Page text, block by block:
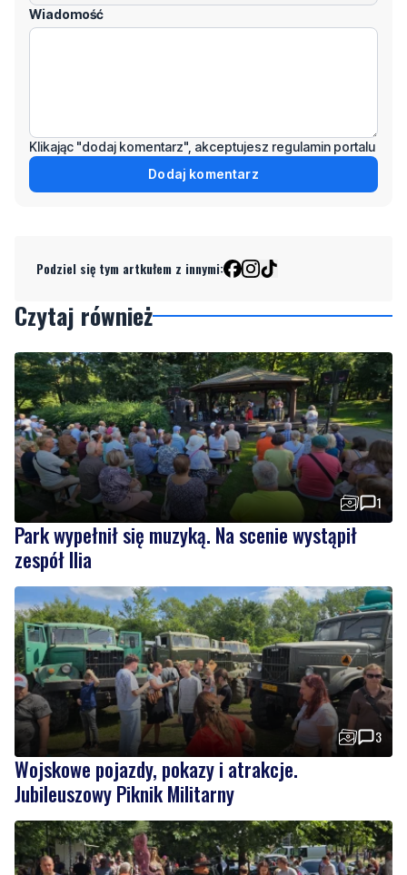
Wiadomość
Klikając "dodaj komentarz", akceptujesz regulamin portalu
Dodaj komentarz
Podziel się tym artkułem z innymi:
Czytaj również
1
Park wypełnił się muzyką. Na scenie wystąpił
zespół Ilia
3
Wojskowe pojazdy, pokazy i atrakcje.
Jubileuszowy Piknik Militarny